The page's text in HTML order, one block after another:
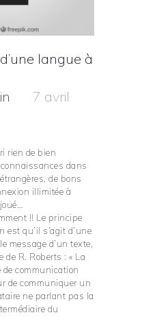
langue à
7 avril
rien de bien
dans
de bons
illimitée à
!! Le principe
est qu’il s’agit d’une
message d’un texte,
de R. Roberts : « La
communication
de communiquer un
ne parlant pas la
du